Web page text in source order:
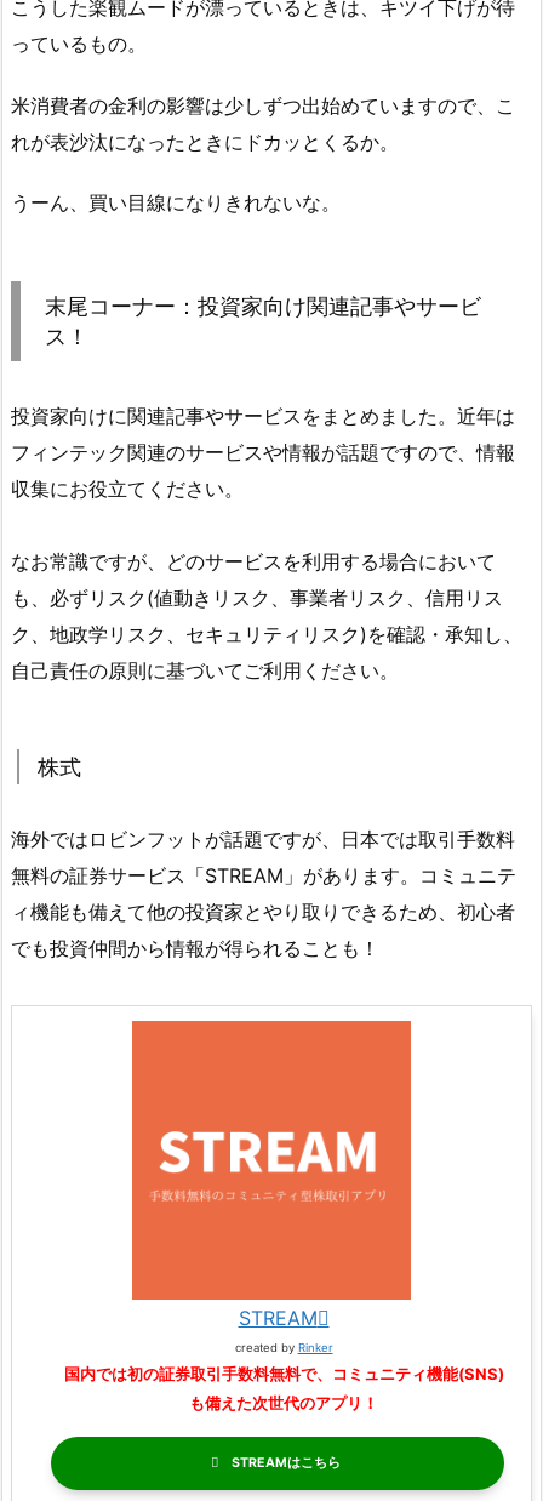
こうした楽観ムードが漂っているときは、キツイ下げが待
っているもの。
米消費者の金利の影響は少しずつ出始めていますので、こ
れが表沙汰になったときにドカッとくるか。
うーん、買い目線になりきれないな。
末尾コーナー：投資家向け関連記事やサービ
ス！
投資家向けに関連記事やサービスをまとめました。近年は
フィンテック関連のサービスや情報が話題ですので、情報
収集にお役立てください。
なお常識ですが、どのサービスを利用する場合において
も、必ずリスク(値動きリスク、事業者リスク、信用リス
ク、地政学リスク、セキュリティリスク)を確認・承知し、
自己責任の原則に基づいてご利用ください。
株式
海外ではロビンフットが話題ですが、日本では取引手数料
無料の証券サービス「STREAM」があります。コミュニテ
ィ機能も備えて他の投資家とやり取りできるため、初心者
でも投資仲間から情報が得られることも！
STREAM
created by Rinker
国内では初の証券取引手数料無料で、コミュニティ機能(SNS)
も備えた次世代のアプリ！
STREAM